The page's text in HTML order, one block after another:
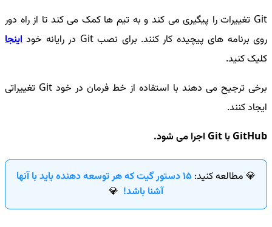
Git تغییرات را پیگیری می کند و به تیم ها کمک می کند تا از راه دور
روی برنامه های پیچیده کار کنند. برای نصب Git در رایانه خود
اینجا
کلیک کنید.
برخی ترجیح می دهند با استفاده از خط فرمان در خود Git تغییراتی
ایجاد کنند.
GitHub با Git اجرا می شود.
💎 مطالعه کنید:
15 دستور گیت که هر توسعه دهنده باید با آنها
آشنا باشد! 💎